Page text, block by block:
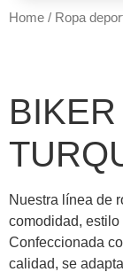
Home / Ropa
Nuestra línea de
comodidad,
Confeccionada
calidad, se